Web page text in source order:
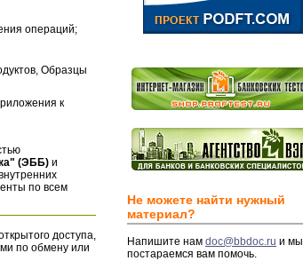
операций;
Образцы
к
(ЭББ) и
по всем
доступа,
по обмену или
Не можете найти нужный
материал?
Напишите нам doc@bbdoc.ru и мы
постараемся вам помочь.